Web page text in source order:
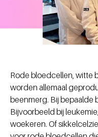
Rode bloedcellen, witte
worden allemaal
beenmerg. Bij bepaalde
Bijvoorbeeld bij
woekeren. Of